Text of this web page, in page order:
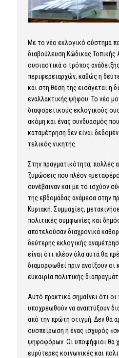
Με το νέο εκλογικό σύστημα
διαβούλευση Κώδικας Τοπικής
ουσιαστικά ο τρόπος
περιφερειαρχών, καθώς η
και στη θέση της εισάγεται η
εναλλακτικής ψήφου. Το νέο
διαφορετικούς εκλογικούς
ακόμη και ένας συνδυασμός
καταμέτρηση δεν είναι
τελικός νικητής.
Στην πραγματικότητα, πολλές
ζυμώσεις που πλέον
συνέβαιναν και με το ισχύον
της εβδομάδας ανάμεσα στην
Κυριακή. Συμμαχίες,
πολιτικές συμφωνίες και
αποτελούσαν διαχρονικά
δεύτερης εκλογικής
είναι ότι πλέον όλα αυτά θα
διαμορφωθεί πριν ανοίξουν
ευκαιρία πολιτικής
Αυτό πρακτικά σημαίνει ότι οι
υποχρεωθούν να αναπτύξουν
από την πρώτη στιγμή. Δεν θα
συσπείρωση ή ένας ισχυρός
ψηφοφόρων. Οι υποψήφιοι θα
ευρύτερες κοινωνικές και